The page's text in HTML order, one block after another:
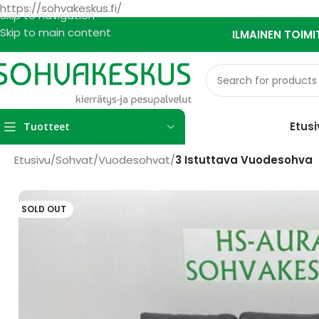
https://sohvakeskus.fi/
Skip to navigation
Skip to main content
ILMAINEN
Tuotteet
Etusivu/Sohvat/Vuodesohvat/3 Istuttava Vuodesohva
SOLD OUT